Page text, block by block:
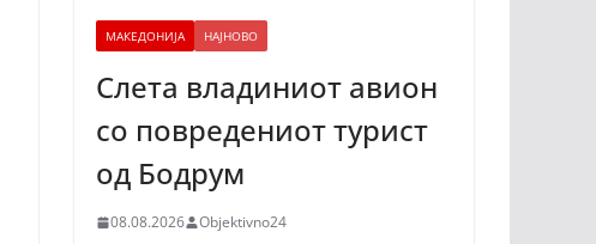
МАКЕДОНИЈА НАЈНОВО
Слета владиниот авион
со повредениот турист
од Бодрум
08.08.2026 Objektivno24